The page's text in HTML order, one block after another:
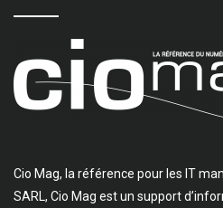
Cio Mag, la référence pour les IT
SARL, Cio Mag est un support